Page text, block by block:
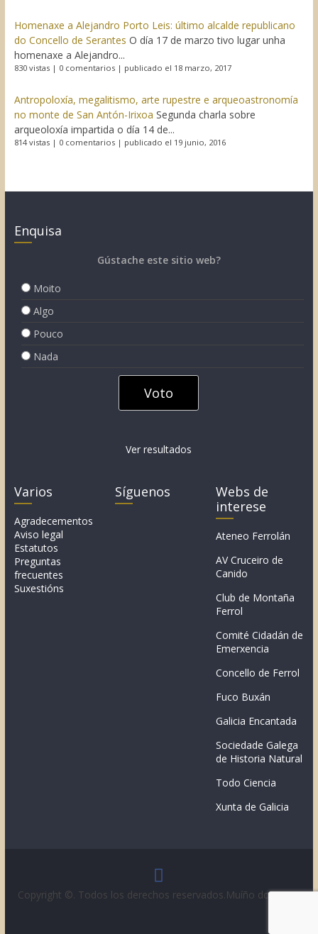
Homenaxe a Alejandro Porto Leis: último alcalde republicano
do Concello de Serantes O día 17 de marzo tivo lugar unha
homenaxe a Alejandro...
830 vistas| 0 comentarios| publicado el 18 marzo, 2017
Antropoloxía, megalitismo, arte rupestre e arqueoastronomía
no monte de San Antón-Irixoa Segunda charla sobre
arqueoloxía impartida o día 14 de...
814 vistas| 0 comentarios| publicado el 19 junio, 2016
Enquisa
Gústache este sitio web?
Moito
Algo
Pouco
Nada
Ver resultados
Varios
Agradecementos
Aviso legal
Estatutos
Preguntas
frecuentes
Suxestións
Síguenos
Webs de
interese
Ateneo Ferrolán
AV Cruceiro de
Canido
Club de Montaña
Ferrol
Comité Cidadán de
Emerxencia
Concello de Ferrol
Fuco Buxán
Galicia Encantada
Sociedade Galega
de Historia Natural
Todo Ciencia
Xunta de Galicia